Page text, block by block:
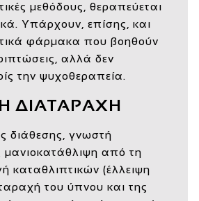
μεθόδους, θεραπεύεται
Υπάρχουν, επίσης, και
φάρμακα που βοηθούν
αλλά δεν
την ψυχοθεραπεία.
ΔΙΑΤΑΡΑΧΗ
διάθεσης, γνωστή
από τη
καταθλιπτικών (έλλειψη
του ύπνου και της